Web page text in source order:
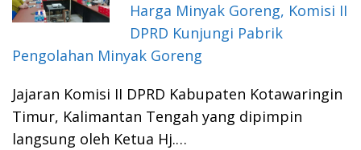
Harga Minyak Goreng, Komisi II
DPRD Kunjungi Pabrik
Pengolahan Minyak Goreng
Jajaran Komisi II DPRD Kabupaten Kotawaringin
Timur, Kalimantan Tengah yang dipimpin
langsung oleh Ketua Hj.…